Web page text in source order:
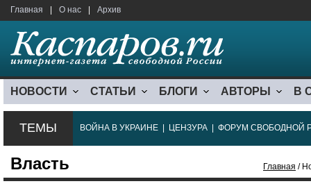
Главная О нас Архив
НОВОСТИ СТАТЬИ БЛОГИ АВТОРЫ В
ТЕМЫ ВОЙНА В УКРАИНЕ ЦЕНЗУРА ФОРУМ СВОБОДНОЙ
Власть Главная /